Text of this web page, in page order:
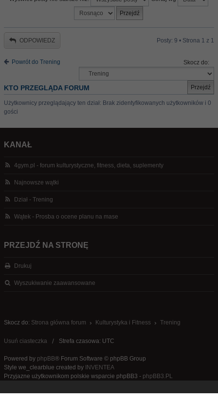
ODPOWIEDZ Posty: 9 • Strona 1 z 1
Powrót do Trening Skocz do:
KTO PRZEGLĄDA FORUM
Użytkownicy przeglądający ten dział: Brak zidentyfikowanych użytkowników i 0
gości
KANAŁ
4gym.pl - forum kulturystyczne, fitness, dieta, suplementy
Najnowsze wątki
Dział - Trening
Wątek - Prosba o ocene planu na mase
PRZEJDŹ NA STRONĘ
Drukuj
Wyszukiwanie zaawansowane
Skocz do: Strona główna forum Kulturystyka i Fitness Trening
Usuń ciasteczka Strefa czasowa: UTC
Powered by phpBB® Forum Software © phpBB Group
Style we_clearblue created by INVENTEA
Przyjazne użytkownikom polskie wsparcie phpBB3 - phpBB3.PL